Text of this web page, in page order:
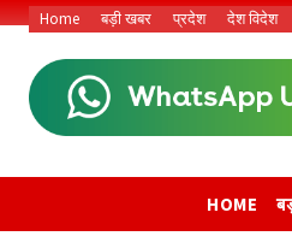
Home बड़ी खबर प्रदेश देश विदेश
HOME